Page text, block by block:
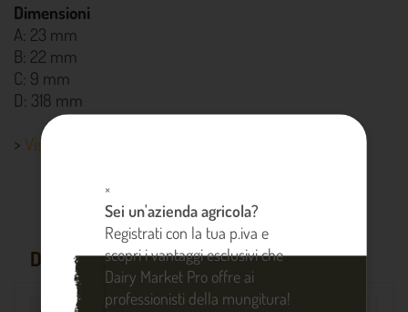
Dimensioni
A: 23 mm
B: 22 mm
C: 9 mm
D: 318 mm
> Visualizza altri dettagli prodotto
DETTAGLI PRODOTTO
×
Sei un'azienda agricola?
Registrati con la tua p.iva e
scopri i vantaggi esclusivi che
Dairy Market Pro offre ai
professionisti della mungitura!